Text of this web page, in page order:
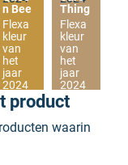
n Bee
Flexa
kleur
van
het
jaar
2024
Thing
Flexa
kleur
van
het
jaar
2024
product
waarin